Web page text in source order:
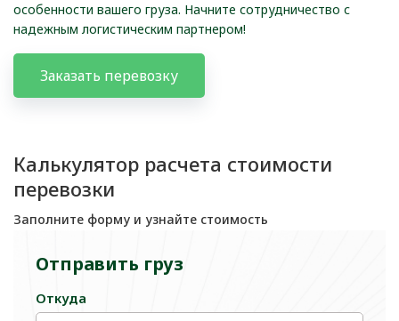
особенности вашего груза. Начните сотрудничество с
надежным логистическим партнером!
Заказать перевозку
Калькулятор расчета стоимости
перевозки
Заполните форму и узнайте стоимость
Отправить груз
Откуда